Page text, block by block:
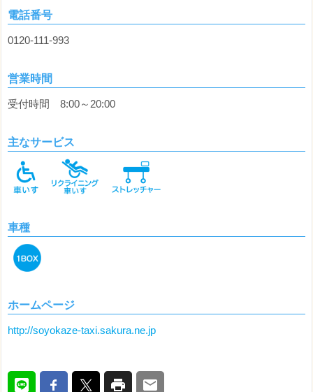
電話番号
0120-111-993
営業時間
受付時間 8:00～20:00
主なサービス
車種
ホームページ
http://soyokaze-taxi.sakura.ne.jp